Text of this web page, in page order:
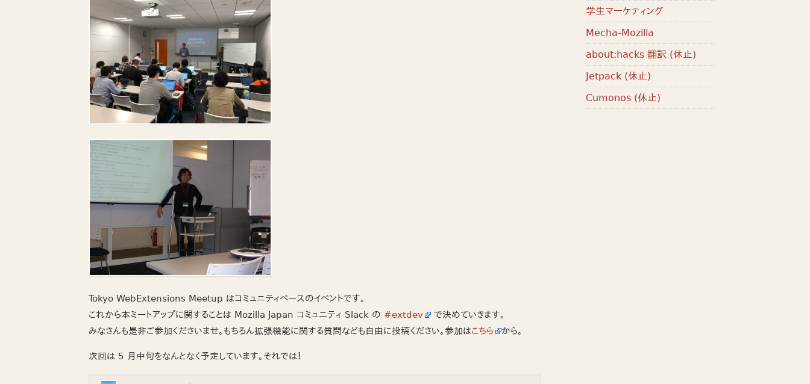
Tokyo WebExtensions Meetup はコミュニティベースのイベントです。
これから本ミートアップに関することは Mozilla Japan コミュニティ Slack の #extdev
で決めていきます。
みなさんも是非ご参加くださいませ。もちろん拡張機能に関する質問なども自由に投稿ください。参加はこちら から。
次回は 5 月中旬をなんとなく予定しています。それでは！
学生マーケティング
Mecha-Mozilla
about:hacks 翻訳 (休止)
Jetpack (休止)
Cumonos (休止)